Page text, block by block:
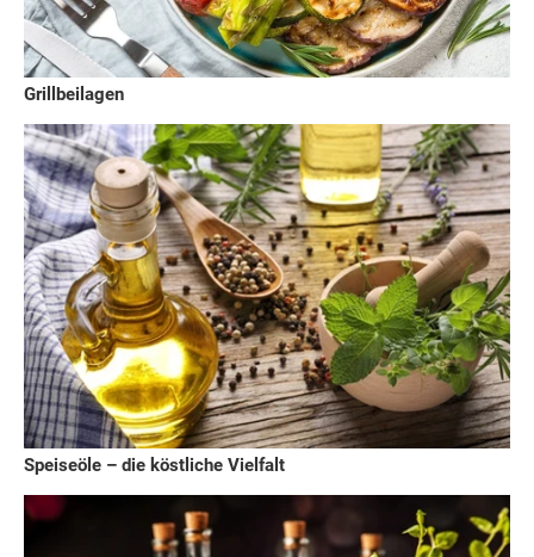
Grillbeilagen
Speiseöle – die köstliche Vielfalt